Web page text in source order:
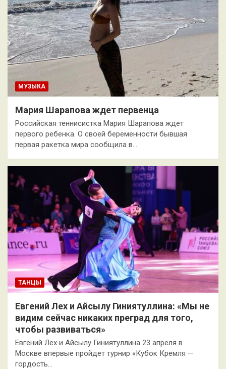
МУЗЫКА
Мария Шарапова ждет первенца
Российская теннисистка Мария Шарапова ждет
первого ребенка. О своей беременности бывшая
первая ракетка мира сообщила в…
ТАНЦЫ
Евгений Лех и Айсылу Гиниятуллина: «Мы не
видим сейчас никаких преград для того,
чтобы развиваться»
Евгений Лех и Айсылу Гиниятуллина 23 апреля в
Москве впервые пройдет турнир «Кубок Кремля —
гордость…